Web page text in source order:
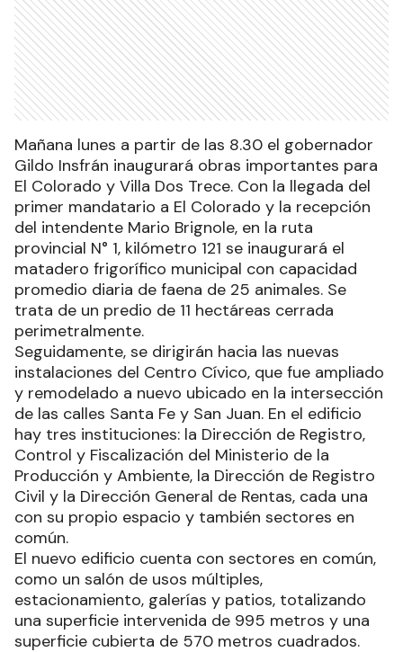
Mañana lunes a partir de las 8.30 el gobernador
Gildo Insfrán inaugurará obras importantes para
El Colorado y Villa Dos Trece. Con la llegada del
primer mandatario a El Colorado y la recepción
del intendente Mario Brignole, en la ruta
provincial N° 1, kilómetro 121 se inaugurará el
matadero frigorífico municipal con capacidad
promedio diaria de faena de 25 animales. Se
trata de un predio de 11 hectáreas cerrada
perimetralmente.
Seguidamente, se dirigirán hacia las nuevas
instalaciones del Centro Cívico, que fue ampliado
y remodelado a nuevo ubicado en la intersección
de las calles Santa Fe y San Juan. En el edificio
hay tres instituciones: la Dirección de Registro,
Control y Fiscalización del Ministerio de la
Producción y Ambiente, la Dirección de Registro
Civil y la Dirección General de Rentas, cada una
con su propio espacio y también sectores en
común.
El nuevo edificio cuenta con sectores en común,
como un salón de usos múltiples,
estacionamiento, galerías y patios, totalizando
una superficie intervenida de 995 metros y una
superficie cubierta de 570 metros cuadrados.